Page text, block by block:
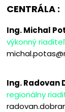
CENTRÁLA :
Ing. Michal
výkonný
Ing. Radovan
regionálny